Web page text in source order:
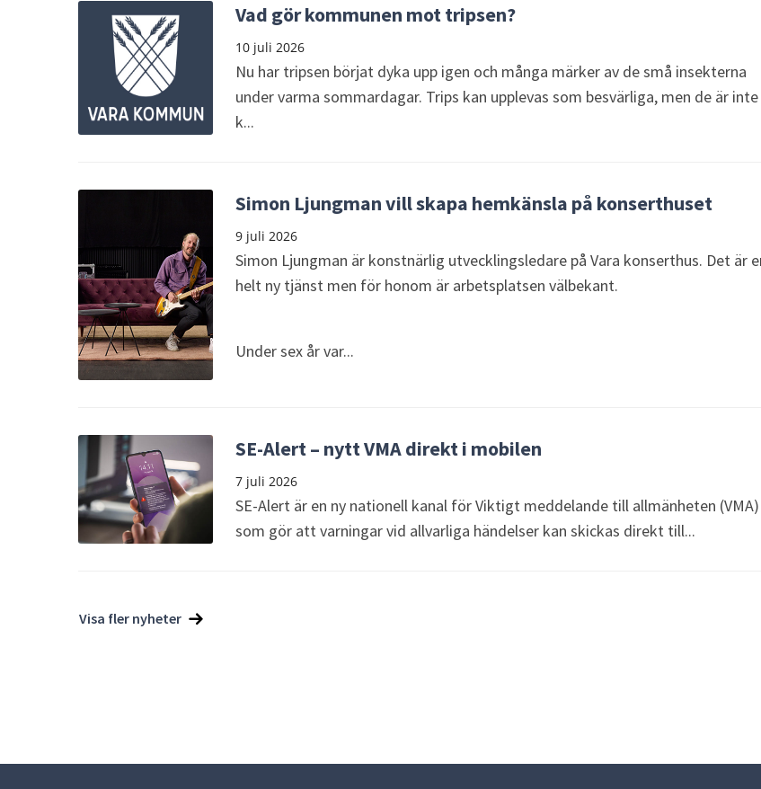
Vad gör kommunen mot tripsen?
10 juli 2026
Nu har tripsen börjat dyka upp igen och många märker av de små insekterna
under varma sommardagar. Trips kan upplevas som besvärliga, men de är inte
k...
Simon Ljungman vill skapa hemkänsla på konserthuset
9 juli 2026
Simon Ljungman är konstnärlig utvecklingsledare på Vara konserthus. Det är
helt ny tjänst men för honom är arbetsplatsen välbekant.
Under sex år var...
SE-Alert – nytt VMA direkt i mobilen
7 juli 2026
SE-Alert är en ny nationell kanal för Viktigt meddelande till allmänheten (VMA)
som gör att varningar vid allvarliga händelser kan skickas direkt till...
Visa fler nyheter